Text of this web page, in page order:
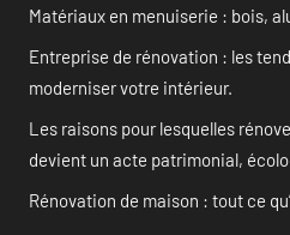
Matériaux en menuiserie : bois,
Entreprise de rénovation : les
moderniser votre intérieur.
Les raisons pour lesquelles
devient un acte patrimonial,
Rénovation de maison : tout ce